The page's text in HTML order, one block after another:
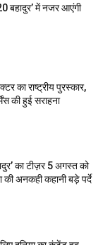
बहादुर’ में नजर आएंगी
का राष्ट्रीय पुरस्कार,
की हुई सराहना
का टीज़र 5 अगस्त को
की अनकही कहानी बड़े पर्दे